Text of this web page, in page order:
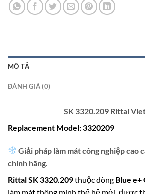
MÔ TẢ
ĐÁNH GIÁ (0)
SK 3320.209 Rittal
Replacement Model: 3320209
Giải pháp làm mát công nghiệp cao
chính hãng.
Rittal SK 3320.209thuộc dòng Blue e+
làm mát thông minh thế hệ mới, được